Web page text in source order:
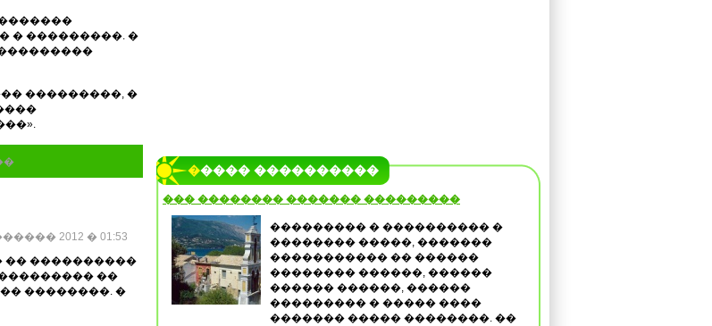
� ���������. �
���������, �
2012 � 01:53
�� ����������
��
��������. �
����� ����������
��� �������� ������� ���������
��������� � ���������� �
�������� �����, �������
����������� �� ������
�������� ������, ������
������ ������, ������
��������� � ����� ����
������� ����� ��������. ��